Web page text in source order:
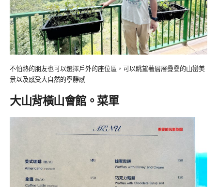
不怕熱的朋友也可以選擇戶外的座位區，可以眺望著層層疊疊的山巒美
景以及感受大自然的寧靜感
大山背橫山會館。菜單